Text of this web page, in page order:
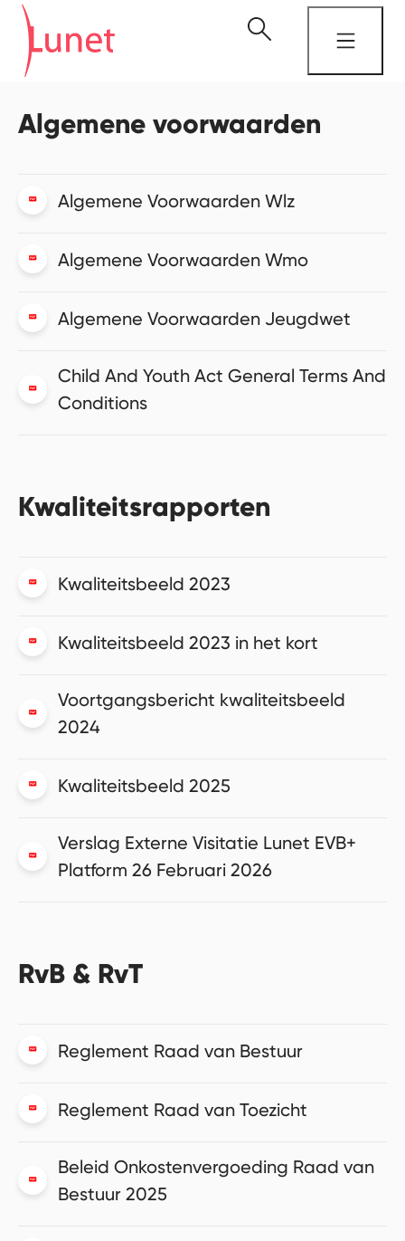
Algemene voorwaarden
Algemene Voorwaarden Wlz
Algemene Voorwaarden Wmo
Algemene Voorwaarden Jeugdwet
Child And Youth Act General Terms And
Conditions
Kwaliteitsrapporten
Kwaliteitsbeeld 2023
Kwaliteitsbeeld 2023 in het kort
Voortgangsbericht kwaliteitsbeeld
2024
Kwaliteitsbeeld 2025
Verslag Externe Visitatie Lunet EVB+
Platform 26 Februari 2026
RvB & RvT
Reglement Raad van Bestuur
Reglement Raad van Toezicht
Beleid Onkostenvergoeding Raad van
Bestuur 2025